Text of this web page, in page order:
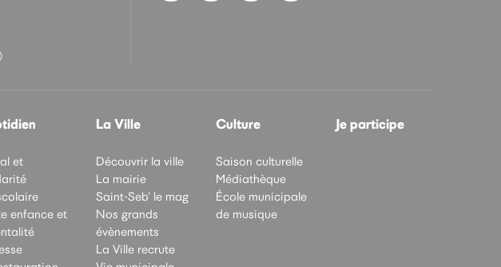
et
enfance et
La Ville
Découvrir la ville
La mairie
Saint-Seb’ le mag
Nos grands
évènements
La Ville recrute
Culture
Saison culturelle
Médiathèque
École municipale
de musique
Je participe